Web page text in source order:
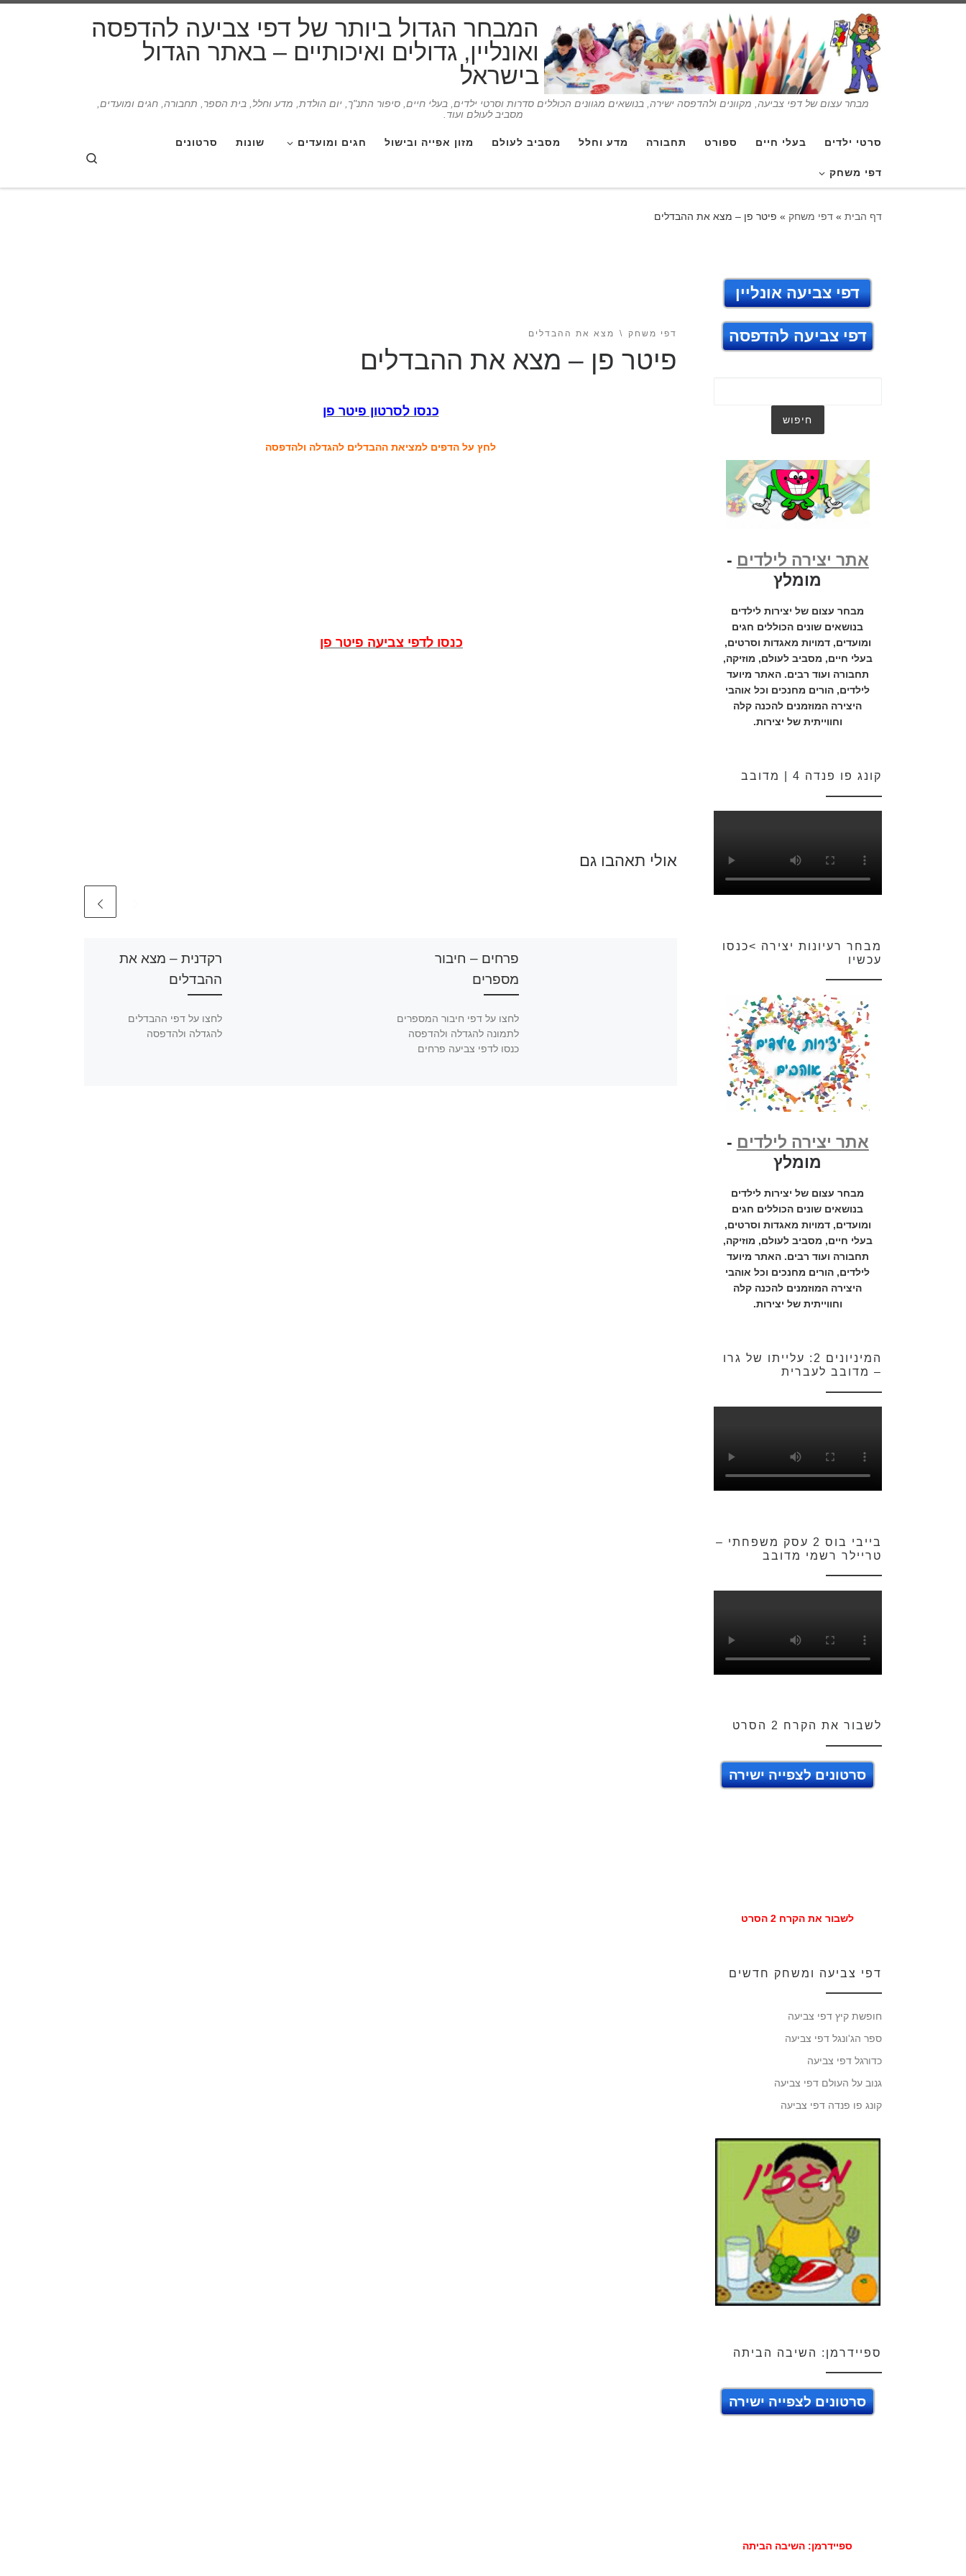
המבחר הגדול ביותר של דפי צביעה להדפסה
ואונליין, גדולים ואיכותיים – באתר הגדול
בישראל
מבחר עצום של דפי צביעה, מקוונים ולהדפסה ישירה, בנושאים מגוונים הכוללים סדרות וסרטי ילדים, בעלי חיים, סיפור התנ"ך, יום הולדת, מדע וחלל, בית הספר, תחבורה, חגים ומועדים,
מסביב לעולם ועוד.
סרטי ילדים בעלי חיים ספורט תחבורה מדע וחלל מסביב לעולם מזון אפייה ובישול חגים ומועדים שונות סרטונים
דפי משחק
דף הבית » דפי משחק » פיטר פן – מצא את ההבדלים
דפי משחק מצא את ההבדלים
פיטר פן – מצא את ההבדלים
כנסו לסרטון פיטר פן
לחץ על הדפים למציאת ההבדלים להגדלה ולהדפסה
כנסו לדפי צביעה פיטר פן
אולי תאהבו גם
פרחים – חיבור
מספרים
לחצו על דפי חיבור המספרים
לתמונה להגדלה ולהדפסה
כנסו לדפי צביעה פרחים
רקדנית – מצא את
ההבדלים
לחצו על דפי ההבדלים
להגדלה ולהדפסה
דפי צביעה אונליין
דפי צביעה להדפסה
אתר יצירה לילדים -
מומלץ
מבחר עצום של יצירות לילדים
בנושאים שונים הכוללים חגים
ומועדים, דמויות מאגדות וסרטים,
בעלי חיים, מסביב לעולם, מוזיקה,
תחבורה ועוד רבים. האתר מיועד
לילדים, הורים מחנכים וכל אוהבי
היצירה המוזמנים להכנה קלה
וחווייתית של יצירות.
קונג פו פנדה 4 | מדובב
מבחר רעיונות יצירה >כנסו
עכשיו
אתר יצירה לילדים -
מומלץ
מבחר עצום של יצירות לילדים
בנושאים שונים הכוללים חגים
ומועדים, דמויות מאגדות וסרטים,
בעלי חיים, מסביב לעולם, מוזיקה,
תחבורה ועוד רבים. האתר מיועד
לילדים, הורים מחנכים וכל אוהבי
היצירה המוזמנים להכנה קלה
וחווייתית של יצירות.
המיניונים 2: עלייתו של גרו
– מדובב לעברית
בייבי בוס 2 עסק משפחתי –
טריילר רשמי מדובב
לשבור את הקרח 2 הסרט
סרטונים לצפייה ישירה
לשבור את הקרח 2 הסרט
דפי צביעה ומשחק חדשים
חופשת קיץ דפי צביעה
ספר הג'ונגל דפי צביעה
כדורגל דפי צביעה
גנוב על העולם דפי צביעה
קונג פו פנדה דפי צביעה
ספיידרמן: השיבה הביתה
סרטונים לצפייה ישירה
ספיידרמן: השיבה הביתה